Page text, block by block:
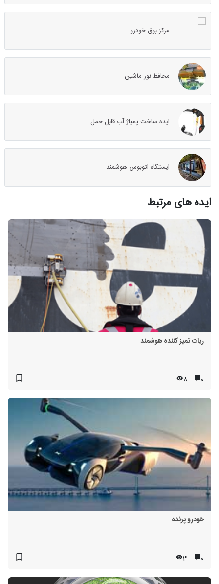
مرکز بوق خودرو
محافظ نور ماشین
ایده ساخت پمپاژ آب قابل حمل
ایستگاه اتوبوس هوشمند
ایده های مرتبط
ربات تمیز کننده هوشمند
۰ 8
خودرو پرنده
۰ 3